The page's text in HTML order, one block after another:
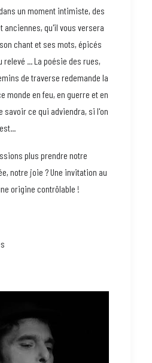
un moment intimiste, des
anciennes, qu'il vous versera
chant et ses mots, épicés
relevé ... La poésie des rues,
de traverse redemande la
monde en feu, en guerre et en
ce qui adviendra, si l'on
plus prendre notre
notre joie ? Une invitation au
origine contrôlable !